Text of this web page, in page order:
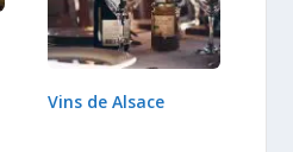
Vins de Alsace